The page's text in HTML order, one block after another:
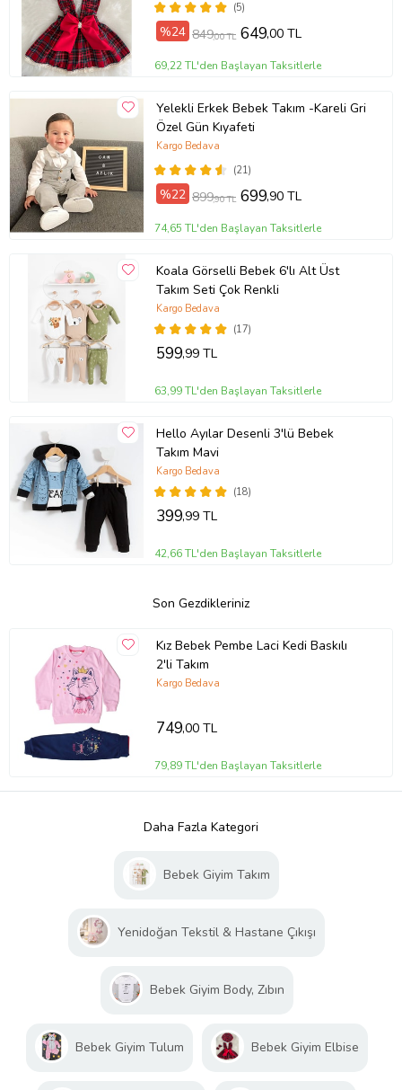
(5)
%24 849,00 TL 649,00 TL
69,22 TL'den Başlayan Taksitlerle
Yelekli Erkek Bebek Takım -Kareli Gri
Özel Gün Kıyafeti
(21)
Kargo Bedava
%22 899,90 TL 699,90 TL
74,65 TL'den Başlayan Taksitlerle
Koala Görselli Bebek 6'lı Alt Üst
Takım Seti Çok Renkli
(17)
Kargo Bedava
599,99 TL
63,99 TL'den Başlayan Taksitlerle
Hello Ayılar Desenli 3'lü Bebek
Takım Mavi
(18)
Kargo Bedava
399,99 TL
42,66 TL'den Başlayan Taksitlerle
Son Gezdikleriniz
Kız Bebek Pembe Laci Kedi Baskılı
2'li Takım
Kargo Bedava
749,00 TL
79,89 TL'den Başlayan Taksitlerle
Daha Fazla Kategori
Bebek Giyim Takım
Yenidoğan Tekstil & Hastane Çıkışı
Bebek Giyim Body, Zıbın
Bebek Giyim Tulum Bebek Giyim Elbise